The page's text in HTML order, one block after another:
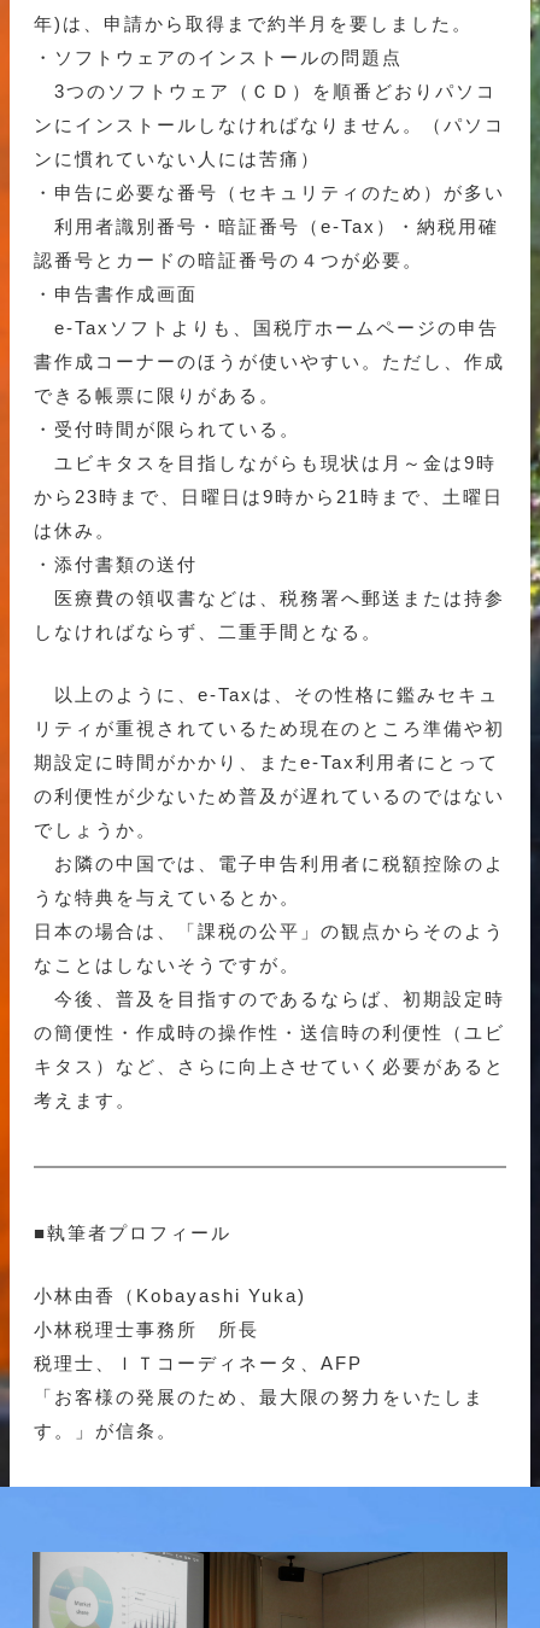
年)は、申請から取得まで約半月を要しました。
・ソフトウェアのインストールの問題点
3つのソフトウェア（ＣＤ）を順番どおりパソコ
ンにインストールしなければなりません。（パソコ
ンに慣れていない人には苦痛）
・申告に必要な番号（セキュリティのため）が多い
利用者識別番号・暗証番号（e-Tax）・納税用確
認番号とカードの暗証番号の４つが必要。
・申告書作成画面
e-Taxソフトよりも、国税庁ホームページの申告
書作成コーナーのほうが使いやすい。ただし、作成
できる帳票に限りがある。
・受付時間が限られている。
ユビキタスを目指しながらも現状は月～金は9時
から23時まで、日曜日は9時から21時まで、土曜日
は休み。
・添付書類の送付
医療費の領収書などは、税務署へ郵送または持参
しなければならず、二重手間となる。
以上のように、e-Taxは、その性格に鑑みセキュ
リティが重視されているため現在のところ準備や初
期設定に時間がかかり、またe-Tax利用者にとって
の利便性が少ないため普及が遅れているのではない
でしょうか。
お隣の中国では、電子申告利用者に税額控除のよ
うな特典を与えているとか。
日本の場合は、「課税の公平」の観点からそのよう
なことはしないそうですが。
今後、普及を目指すのであるならば、初期設定時
の簡便性・作成時の操作性・送信時の利便性（ユビ
キタス）など、さらに向上させていく必要があると
考えます。
■執筆者プロフィール
小林由香（Kobayashi Yuka)
小林税理士事務所 所長
税理士、ＩＴコーディネータ、AFP
「お客様の発展のため、最大限の努力をいたしま
す。」が信条。